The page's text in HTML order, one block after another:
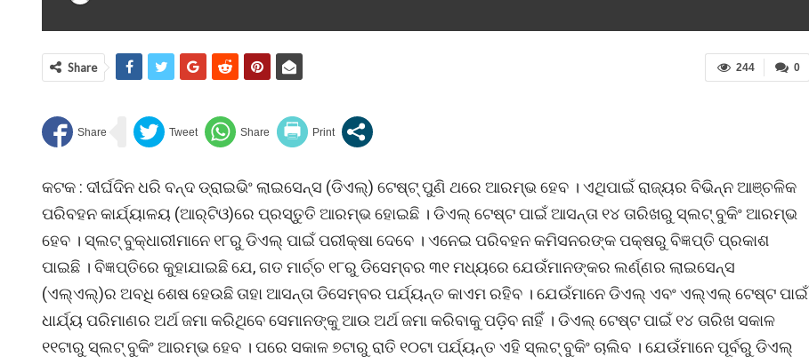
0
244
Share
କଟକ : ଦୀର୍ଘଦିନ ଧରି ବନ୍ଦ ଡ୍ରାଇଭିଂ ଲାଇସେନ୍ସ (ଡିଏଲ୍‌) ଟେଷ୍ଟ୍‌ ପୁଣି ଥରେ ଆରମ୍ଭ ହେବ । ଏଥିପାଇଁ ରାଜ୍ୟର ବିଭିନ୍ନ ଆଞ୍ଚଳିକ
ପରିବହନ କାର୍ଯ୍ୟାଳୟ (ଆର୍‌ଟିଓ)ରେ ପ୍ରସ୍ତୁତି ଆରମ୍ଭ ହୋଇଛି । ଡିଏଲ୍‌ ଟେଷ୍ଟ ପାଇଁ ଆସନ୍ତା ୧୪ ତାରିଖରୁ ସ୍ଲଟ୍‌ ବୁକିଂ ଆରମ୍ଭ
ହେବ । ସ୍ଲଟ୍‌ ବୁକ୍‌ଧାରୀମାନେ ୧୮ରୁ ଡିଏଲ୍‌ ପାଇଁ ପରୀକ୍ଷା ଦେବେ । ଏନେଇ ପରିବହନ କମିସନରଙ୍କ ପକ୍ଷରୁ ବିଜ୍ଞପ୍ତି ପ୍ରକାଶ
ପାଇଛି । ବିଜ୍ଞପ୍ତିରେ କୁହାଯାଇଛି ଯେ, ଗତ ମାର୍ଚ୍ଚ ୧୮ରୁ ଡିସେମ୍ବର ୩୧ ମଧ୍ୟରେ ଯେଉଁମାନଙ୍କର ଲର୍ଣ୍ଣର ଲାଇସେନ୍ସ
(ଏଲ୍‌ଏଲ୍‌)ର ଅବଧି ଶେଷ ହେଉଛି ତାହା ଆସନ୍ତା ଡିସେମ୍ବର ପର୍ଯ୍ୟନ୍ତ କାଏମ ରହିବ । ଯେଉଁମାନେ ଡିଏଲ୍‌ ଏବଂ ଏଲ୍‌ଏଲ୍‌ ଟେଷ୍ଟ ପାଇଁ
ଧାର୍ଯ୍ୟ ପରିମାଣର ଅର୍ଥ ଜମା କରିଥିବେ ସେମାନଙ୍କୁ ଆଉ ଅର୍ଥ ଜମା କରିବାକୁ ପଡ଼ିବ ନାହିଁ । ଡିଏଲ୍‌ ଟେଷ୍ଟ ପାଇଁ ୧୪ ତାରିଖ ସକାଳ
୧୧ଟାରୁ ସ୍ଲଟ୍‌ ବୁକିଂ ଆରମ୍ଭ ହେବ । ପରେ ସକାଳ ୭ଟାରୁ ରାତି ୧୦ଟା ପର୍ଯ୍ୟନ୍ତ ଏହି ସ୍ଲଟ୍‌ ବୁକିଂ ଚାଲିବ । ଯେଉଁମାନେ ପୂର୍ବରୁ ଡିଏଲ୍‌